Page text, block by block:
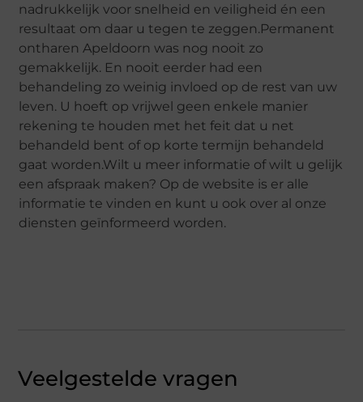
nadrukkelijk voor snelheid en veiligheid én een
resultaat om daar u tegen te zeggen.Permanent
ontharen Apeldoorn was nog nooit zo
gemakkelijk. En nooit eerder had een
behandeling zo weinig invloed op de rest van uw
leven. U hoeft op vrijwel geen enkele manier
rekening te houden met het feit dat u net
behandeld bent of op korte termijn behandeld
gaat worden.Wilt u meer informatie of wilt u gelijk
een afspraak maken? Op de website is er alle
informatie te vinden en kunt u ook over al onze
diensten geïnformeerd worden.
Veelgestelde vragen